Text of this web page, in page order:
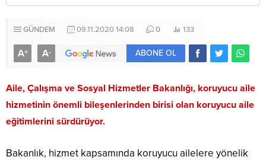
GÜNDEM 09.11.2020 14:08 0 133
A+ A- ABONE OL
Aile, Çalışma ve Sosyal Hizmetler Bakanlığı, koruyucu aile
hizmetinin önemli bileşenlerinden birisi olan koruyucu aile
eğitimlerini sürdürüyor.
Bakanlık, hizmet kapsamında koruyucu ailelere yönelik